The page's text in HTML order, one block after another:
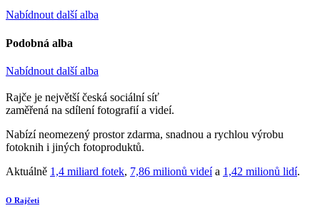
Nabídnout další alba
Podobná alba
Nabídnout další alba
Rajče je největší česká sociální síť
zaměřená na sdílení fotografií a videí.
Nabízí neomezený prostor zdarma, snadnou a rychlou výrobu
fotoknih i jiných fotoproduktů.
Aktuálně 1,4 miliard fotek, 7,86 milionů videía 1,42 milionů lidí.
O Rajčeti